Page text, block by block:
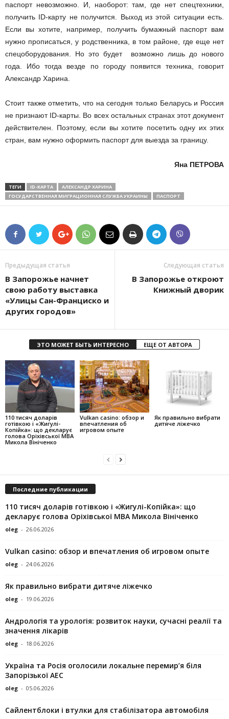
паспорт невозможно. И, наоборот: там, где нет спецтехники,
получить ID-карту не получится. Выход из этой ситуации есть.
Если вы хотите, например, получить бумажный паспорт вам
нужно прописаться, у родственника, в том районе, где еще нет
спецоборудования. Но это будет возможно лишь до нового
года. Ибо тогда везде по городу появится техника, говорит
Александр Харина.
Стоит также отметить, что на сегодня только Беларусь и Россия
не признают ID-карты. Во всех остальных странах этот документ
действителен. Поэтому, если вы хотите посетить одну их этих
стран, вам нужно оформить паспорт для выезда за границу.
Яна ПЕТРОВА
ТЕГИ ID-КАРТА
АЛЕКСАНДР ХАРИНА
ГОСУДАРСТВЕННАЯ МИГРАЦИОННАЯ СЛУЖБА УКРАИНЫ
ПАСПОРТ
Предыдущая статья
В Запорожье начнет
свою работу выставка
«Улицы Сан-Франциско и
других городов»
Следующая статья
В Запорожье откроют
Книжный дворик
ЭТО МОЖЕТ БЫТЬ ИНТЕРЕСНО ЕЩЕ ОТ АВТОРА
110 тисяч доларів
готівкою і «Жигулі-
Копійка»: що декларує
голова Оріхівської МВА
Микола Вініченко
Vulkan casino: обзор и
впечатления об
игровом опыте
Як правильно вибрати
дитяче ліжечко
Последние публикации
110 тисяч доларів готівкою і «Жигулі-Копійка»: що
декларує голова Оріхівської МВА Микола Вініченко
oleg - 26.06.2026
Vulkan casino: обзор и впечатления об игровом опыте
oleg - 24.06.2026
Як правильно вибрати дитяче ліжечко
oleg - 19.06.2026
Андрологія та урологія: розвиток науки, сучасні реалії та
значення лікарів
oleg - 18.06.2026
Україна та Росія оголосили локальне перемир’я біля
Запорізької АЕС
oleg - 05.06.2026
Сайлентблоки і втулки для стабілізатора автомобіля